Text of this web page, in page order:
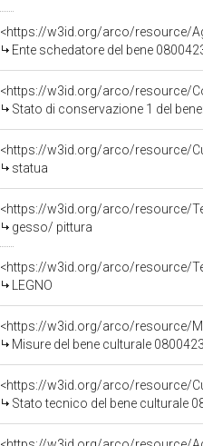
<https://w3id.org/arco/resource/
Ente schedatore del bene
<https://w3id.org/arco/resource/
Stato di conservazione 1 del
<https://w3id.org/arco/resource/
statua
<https://w3id.org/arco/resource/
gesso/ pittura
<https://w3id.org/arco/resource/
LEGNO
<https://w3id.org/arco/resource/
Misure del bene culturale
<https://w3id.org/arco/resource/
Stato tecnico del bene culturale